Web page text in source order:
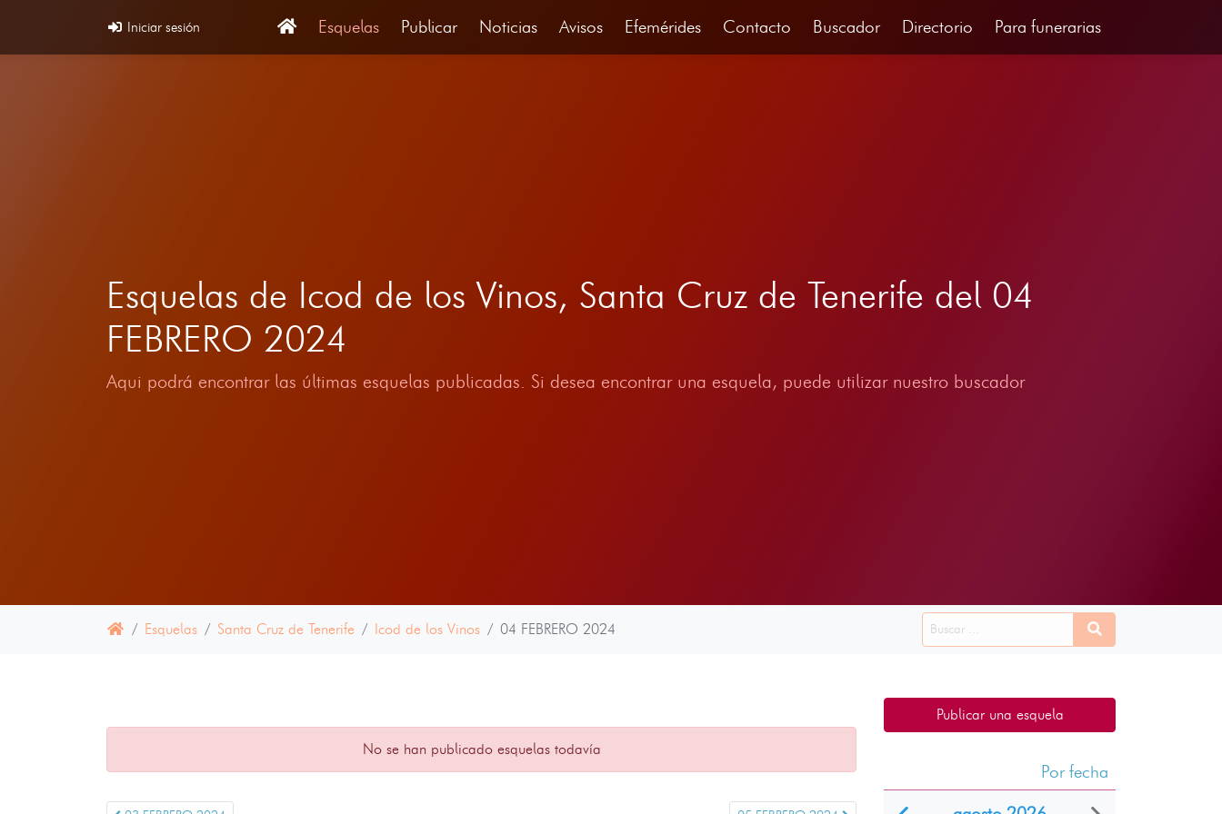
Iniciar sesión Esquelas Publicar Noticias Avisos Efemérides Contacto Buscador Directorio Para funerarias
Esquelas de Icod de los Vinos, Santa Cruz de Tenerife del 04
FEBRERO 2024
Aqui podrá encontrar las últimas esquelas publicadas. Si desea encontrar una esquela, puede utilizar nuestro buscador
Esquelas Santa Cruz de Tenerife Icod de los Vinos 04 FEBRERO 2024
No se han publicado esquelas todavía
Publicar una esquela
Por fecha